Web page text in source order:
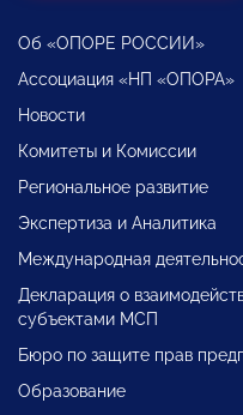
Об «ОПОРЕ РОССИИ»
Ассоциация «НП «ОПОРА»
Новости
Комитеты и Комиссии
Региональное развитие
Экспертиза и Аналитика
Международная
Декларация о
субъектами МСП
Бюро по защите прав
Образование